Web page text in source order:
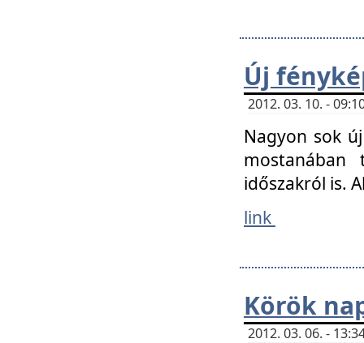
Új
2012. 03. 10. -
Nagyon sok
mostanában
időszakról is.
link
Körök
2012. 03. 06. -